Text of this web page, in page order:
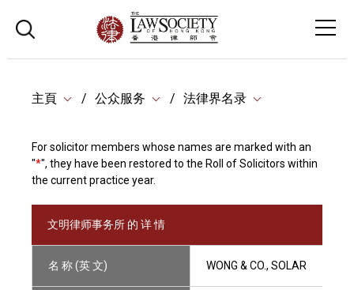
主頁 公众服务 法律界名录
For solicitor members whose names are marked with an
"*", they have been restored to the Roll of Solicitors within
the current practice year.
文明律师事务所 的 详 情
名 称 (英 文) WONG & CO., SOLAR